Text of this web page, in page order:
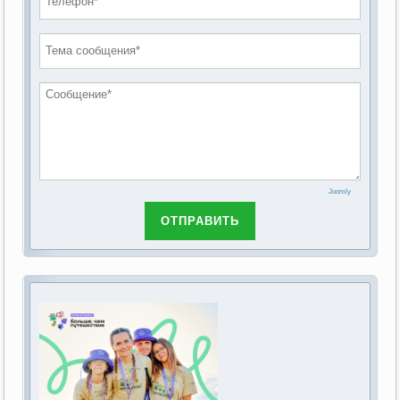
обсуждению Федерального закона Российской
основах социального обслуживания граждан в
2019 год
2018 год
Joomly
ОТПРАВИТЬ